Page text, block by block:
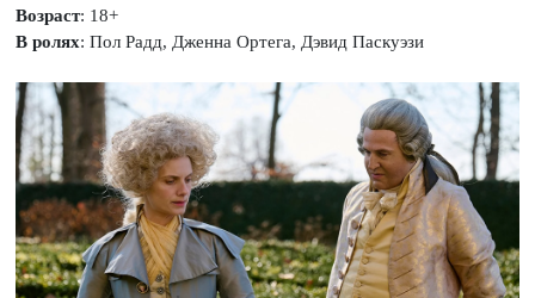
Возраст: 18+
В ролях: Пол Радд, Дженна Ортега, Дэвид Паскуэзи